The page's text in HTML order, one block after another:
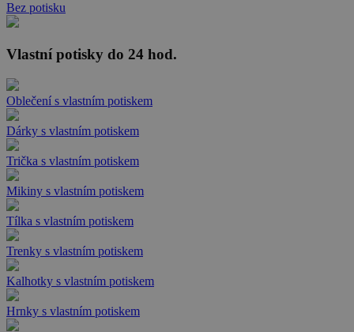
Bez potisku
Vlastní potisky do 24 hod.
Oblečení s vlastním potiskem
Dárky s vlastním potiskem
Trička s vlastním potiskem
Mikiny s vlastním potiskem
Tílka s vlastním potiskem
Trenky s vlastním potiskem
Kalhotky s vlastním potiskem
Hrnky s vlastním potiskem